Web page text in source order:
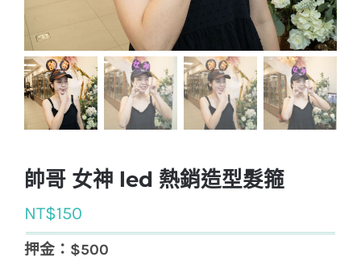
帥哥 女神 led 熱銷造型髮箍
NT$150
押金：$500